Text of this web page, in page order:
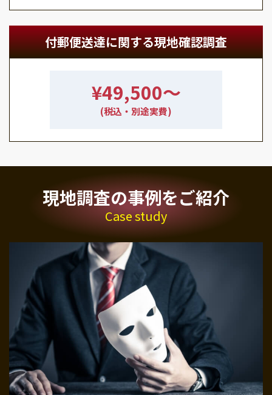
付郵便送達に関する現地確認調査
¥49,500〜
(税込・別途実費)
現地調査の事例をご紹介
Case study